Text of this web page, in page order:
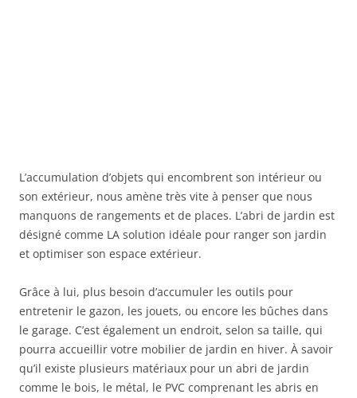
L’accumulation d’objets qui encombrent son intérieur ou
son extérieur, nous amène très vite à penser que nous
manquons de rangements et de places. L’abri de jardin est
désigné comme LA solution idéale pour ranger son jardin
et optimiser son espace extérieur.
Grâce à lui, plus besoin d’accumuler les outils pour
entretenir le gazon, les jouets, ou encore les bûches dans
le garage. C’est également un endroit, selon sa taille, qui
pourra accueillir votre mobilier de jardin en hiver. À savoir
qu’il existe plusieurs matériaux pour un abri de jardin
comme le bois, le métal, le PVC comprenant les abris en